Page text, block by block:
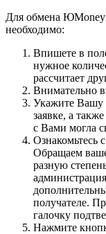
Для обмена
необходимо:
Впишете в
нужное
рассчитает
Внимательно
Укажите Вашу
заявке, а
с Вами могла
Ознакомьтесь с
Обращаем
разную
получателе.
галочку
Нажмите